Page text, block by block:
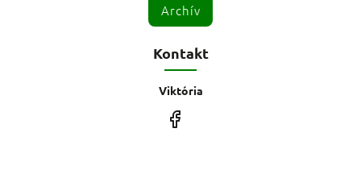
Archív
Kontakt
Viktória